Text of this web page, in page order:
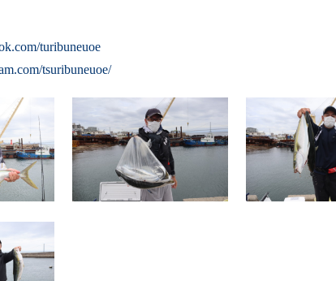
turibuneuoe
tsuribuneuoe/